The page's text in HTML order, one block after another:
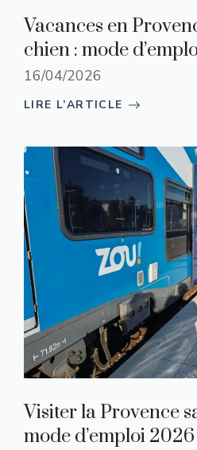
Vacances en
chien : mode
16/04/2026
LIRE L’ARTICLE
Visiter la Provence
mode d’emploi 2026